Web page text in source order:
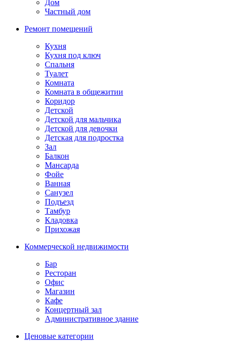
Дом
Частный дом
Ремонт помещений
Кухня
Кухня под ключ
Спальня
Туалет
Комната
Комната в общежитии
Коридор
Детской
Детской для мальчика
Детской для девочки
Детская для подростка
Зал
Балкон
Мансарда
Фойе
Ванная
Санузел
Подъезд
Тамбур
Кладовка
Прихожая
Коммерческой недвижимости
Бар
Ресторан
Офис
Магазин
Кафе
Концертный зал
Административное здание
Ценовые категории